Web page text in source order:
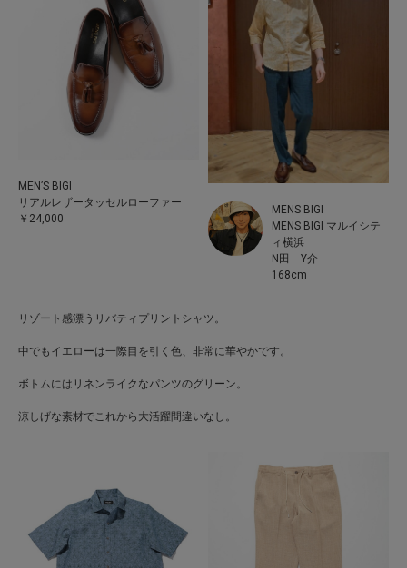
MEN’S BIGI
リアルレザータッセルローファー
￥24,000
MENS BIGI
MENS BIGI マルイシテ
ィ横浜
N田 Y介
168cm
リゾート感漂うリバティプリントシャツ。
中でもイエローは一際目を引く色、非常に華やかです。
ボトムにはリネンライクなパンツのグリーン。
涼しげな素材でこれから大活躍間違いなし。